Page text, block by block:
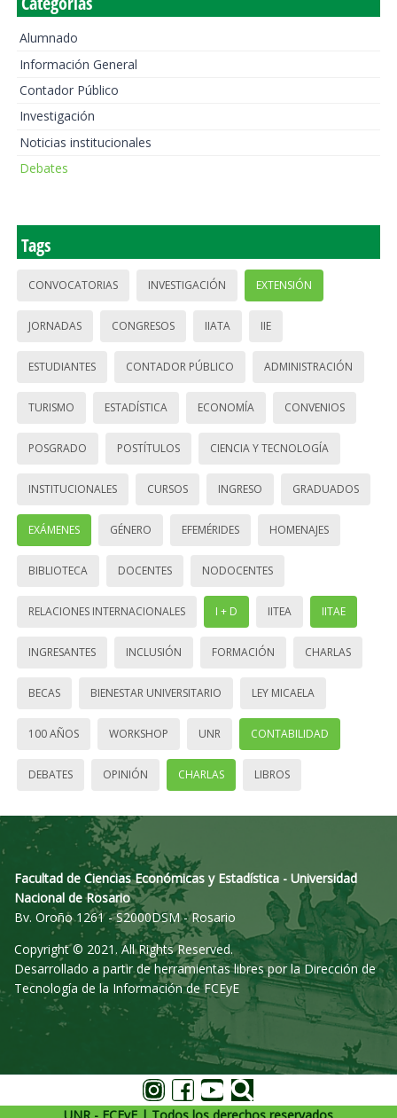
Alumnado
Información General
Contador Público
Investigación
Noticias institucionales
Debates
Tags
CONVOCATORIAS INVESTIGACIÓN EXTENSIÓN
JORNADAS CONGRESOS IIATA IIE
ESTUDIANTES CONTADOR PÚBLICO ADMINISTRACIÓN
TURISMO ESTADÍSTICA ECONOMÍA CONVENIOS
POSGRADO POSTÍTULOS CIENCIA Y TECNOLOGÍA
INSTITUCIONALES CURSOS INGRESO GRADUADOS
EXÁMENES GÉNERO EFEMÉRIDES HOMENAJES
BIBLIOTECA DOCENTES NODOCENTES
RELACIONES INTERNACIONALES I + D IITEA IITAE
INGRESANTES INCLUSIÓN FORMACIÓN CHARLAS
BECAS BIENESTAR UNIVERSITARIO LEY MICAELA
100 AÑOS WORKSHOP UNR CONTABILIDAD
DEBATES OPINIÓN CHARLAS LIBROS
Facultad de Ciencias Económicas y Estadística - Universidad
Nacional de Rosario
Bv. Oroño 1261 - S2000DSM - Rosario
Copyright © 2021. All Rights Reserved.
Desarrollado a partir de herramientas libres por la Dirección de
Tecnología de la Información de FCEyE